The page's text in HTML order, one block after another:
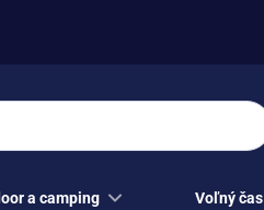
a camping Voľný čas